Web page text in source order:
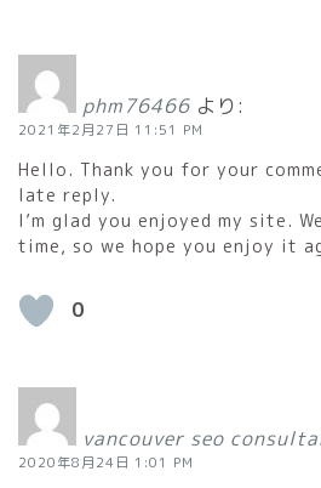
phm76466 より:
2021年2月27日 11:51 PM
Hello. Thank you for your
late reply.
I’m glad you enjoyed my site.
time, so we hope you enjoy it
0
vancouver seo
2020年8月24日 1:01 PM